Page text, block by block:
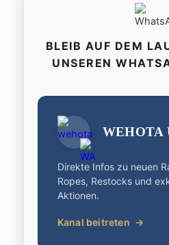
BLEIB AUF DEM
UNSEREN
WEHOTA
Direkte Infos zu neuen
Ropes, Restocks und
Aktionen.
Kanal beitreten →